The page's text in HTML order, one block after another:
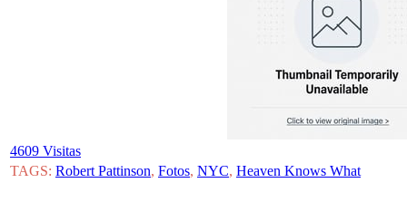
4609 Visitas
TAGS: Robert Pattinson, Fotos, NYC, Heaven Knows What